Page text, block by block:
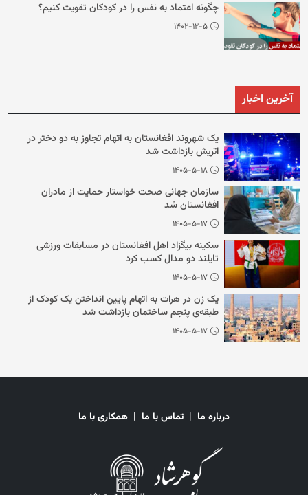
چگونه اعتماد به نفس را در کودکان تقویت کنیم؟
۱۴۰۲-۱۲-۵
آخرین اخبار
یک شهروند افغانستان به اتهام تجاوز به دو دختر در
اتریش بازداشت شد
۱۴۰۵-۵-۱۸
سازمان جهانی صحت خواستار حمایت از مادران
افغانستان شد
۱۴۰۵-۵-۱۷
سکینه بیگزاد اهل افغانستان در مسابقات ورزشی
تایلند دو مدال کسب کرد
۱۴۰۵-۵-۱۷
یک زن در هرات به اتهام پایین انداختن یک کودک از
طبقه‌ی پنجم ساختمان بازداشت شد
۱۴۰۵-۵-۱۷
درباره ما | تماس با ما | همکاری با ما